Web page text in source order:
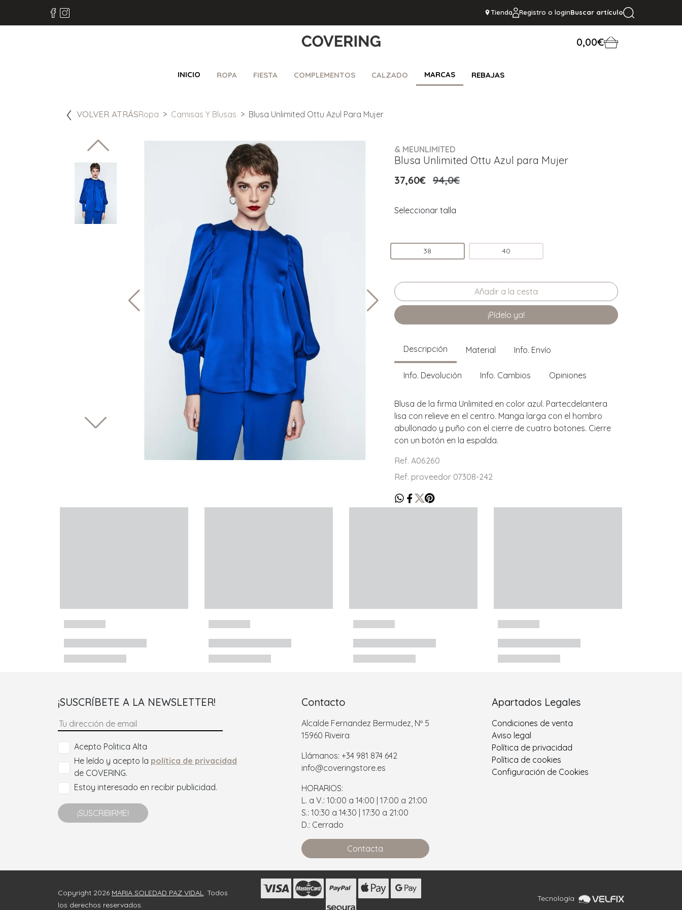
Tienda Registro o loginBuscar artículo
0,00€
INICIO ROPA FIESTA COMPLEMENTOS CALZADO MARCAS REBAJAS
VOLVER ATRÁSRopa Camisas Y Blusas Blusa Unlimited Ottu Azul Para Mujer
& MEUNLIMITED
Blusa Unlimited Ottu Azul para Mujer
37,60€ 94,0€
Seleccionar talla
38 40
¡Pídelo ya!
Descripción Material Info. Envío
Info. Devolución Info. Cambios Opiniones
Blusa de la firma Unlimited en color azul. Partecdelantera
lisa con relieve en el centro. Manga larga con el hombro
abullonado y puño con el cierre de cuatro botones. Cierre
con un botón en la espalda.
Ref. A06260
Ref. proveedor 07308-242
¡SUSCRÍBETE A LA NEWSLETTER!
Acepto Politica Alta
He leído y acepto la política de privacidad
de COVERING.
Estoy interesado en recibir publicidad.
¡SUSCRIBIRME!
Contacto
Alcalde Fernandez Bermudez, Nº 5
15960 Riveira
Llámanos: +34 981 874 642
info@coveringstore.es
HORARIOS:
L. a V.: 10:00 a 14:00 | 17:00 a 21:00
S.: 10:30 a 14:30 | 17:30 a 21:00
D.: Cerrado
Contacta
Apartados Legales
Condiciones de venta
Aviso legal
Política de privacidad
Política de cookies
Configuración de Cookies
Copyright 2026 MARIA SOLEDAD PAZ VIDAL. Todos
los derechos reservados.
Tecnología